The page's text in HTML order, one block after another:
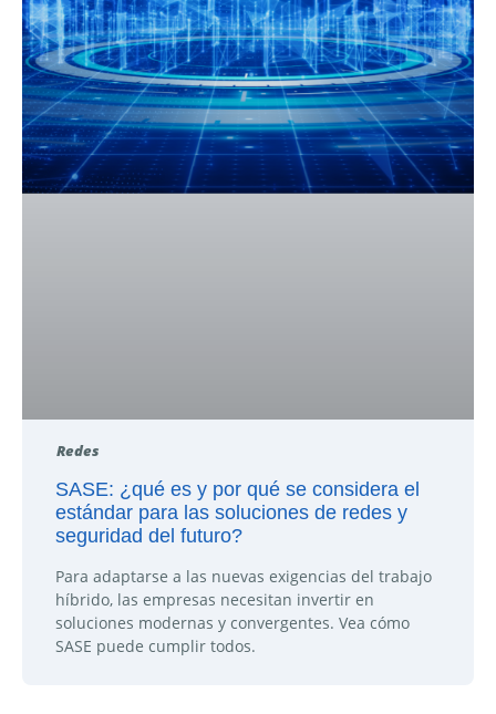
Redes
SASE: ¿qué es y por qué se considera el
estándar para las soluciones de redes y
seguridad del futuro?
Para adaptarse a las nuevas exigencias del trabajo
híbrido, las empresas necesitan invertir en
soluciones modernas y convergentes. Vea cómo
SASE puede cumplir todos.